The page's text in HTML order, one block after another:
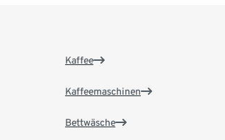
Kaffee
Kaffeemaschinen
Bettwäsche